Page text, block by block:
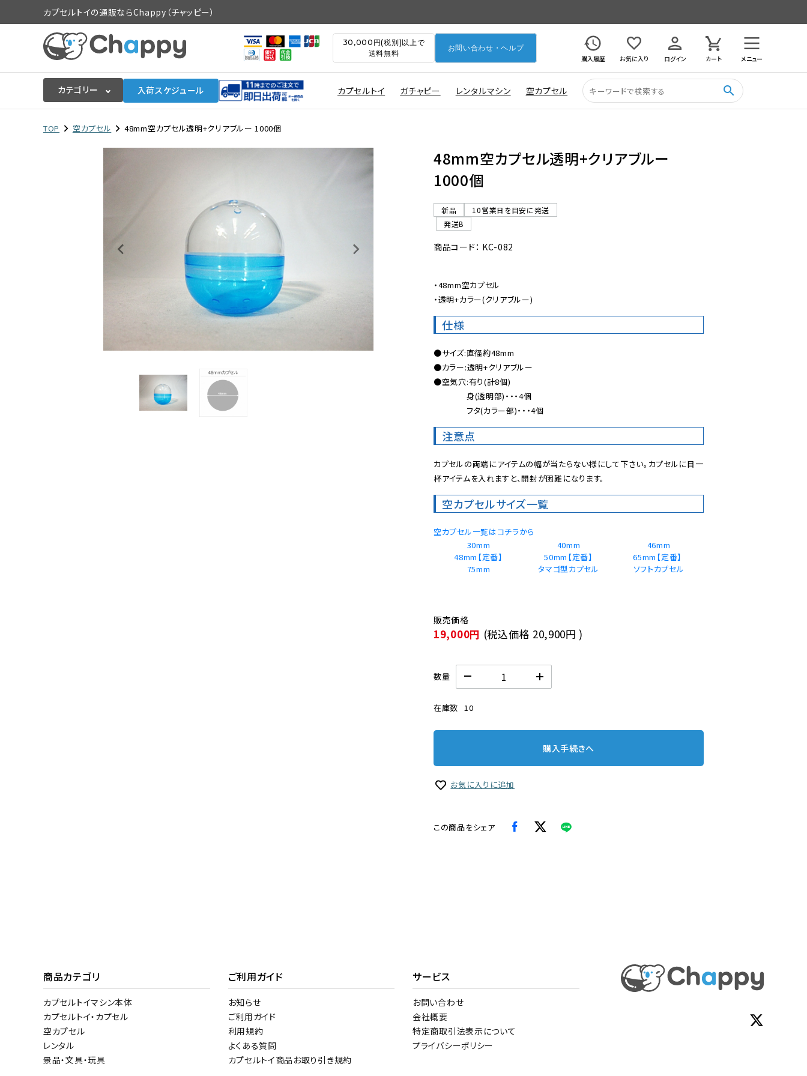
カプセルトイの通販ならChappy（チャッピー）
30,000円(税別)以上で
送料無料
お問い合わせ・ヘルプ
購入履歴
お気に入り ログイン カート メニュー
カテゴリー 入荷スケジュール カプセルトイ ガチャピー レンタルマシン 空カプセル search
ログイン 会員登録
販促用カプセルトイ
よくあるご質問
TOP 空カプセル 48mm空カプセル透明+クリアブルー 1000個
48mm空カプセル透明+クリアブルー
1000個
新品
10営業日を目安に発送
発送B
商品コード： KC-082
・48mm空カプセル
・透明+カラー(クリアブルー)
仕様
●サイズ:直径約48mm
●カラー:透明+クリアブルー
●空気穴:有り(計8個)
身(透明部)・・・4個
フタ(カラー部)・・・4個
注意点
カプセルの両端にアイテムの幅が当たらない様にして下さい。カプセルに目一
杯アイテムを入れますと、開封が困難になります。
空カプセルサイズ一覧
空カプセル一覧はコチラから
30mm
40mm
46mm
48mm【定番】
50mm【定番】
65mm【定番】
75mm
タマゴ型カプセル
19,000円 (税込価格 20,900円 )
数量
在庫数 10
購入手続きへ
お気に入りに追加
この商品をシェア
商品カテゴリ
カプセルトイマシン本体
カプセルトイ・カプセル
空カプセル
レンタル
景品・文具・玩具
ご利用ガイド
お知らせ
ご利用ガイド
利用規約
よくある質問
カプセルトイ商品お取り引き規約
サービス
お問い合わせ
会社概要
特定商取引法表示について
プライバシーポリシー